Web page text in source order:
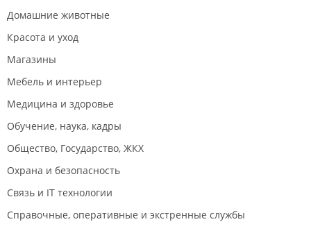
Домашние животные
Красота и уход
Магазины
Мебель и интерьер
Медицина и здоровье
Обучение, наука, кадры
Общество, Государство, ЖКХ
Охрана и безопасность
Связь и IT технологии
Справочные, оперативные и экстренные службы